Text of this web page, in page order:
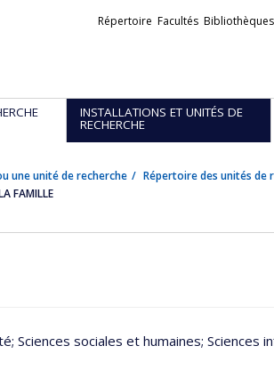
Liens
Répertoire Facultés Bibliothèques
INSTALLATIONS ET UNITÉS DE
RECHERCHE
une unité de recherche
Répertoire des unités de
FAMILLE
; Sciences sociales et humaines; Sciences